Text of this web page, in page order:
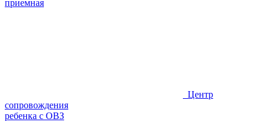
приемная
Центр
сопровождения
ребенка с ОВЗ